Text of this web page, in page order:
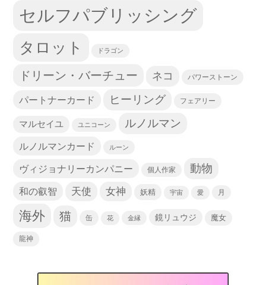
セルフパブリッシング
タロット ドラゴン
ドリーン・バーチュー ネコ パワーストーン
パートナーカード ヒーリング フェアリー
マルセイユ ユニコーン ルノルマン
ルノルマンカード ルーン
ヴィジョナリーカンパニー 個人作家 動物
和の叡智 天使 女神 妖精 宇宙 愛 月
海外 猫 缶 花 金縁 鏡リュウジ 魔女
龍神